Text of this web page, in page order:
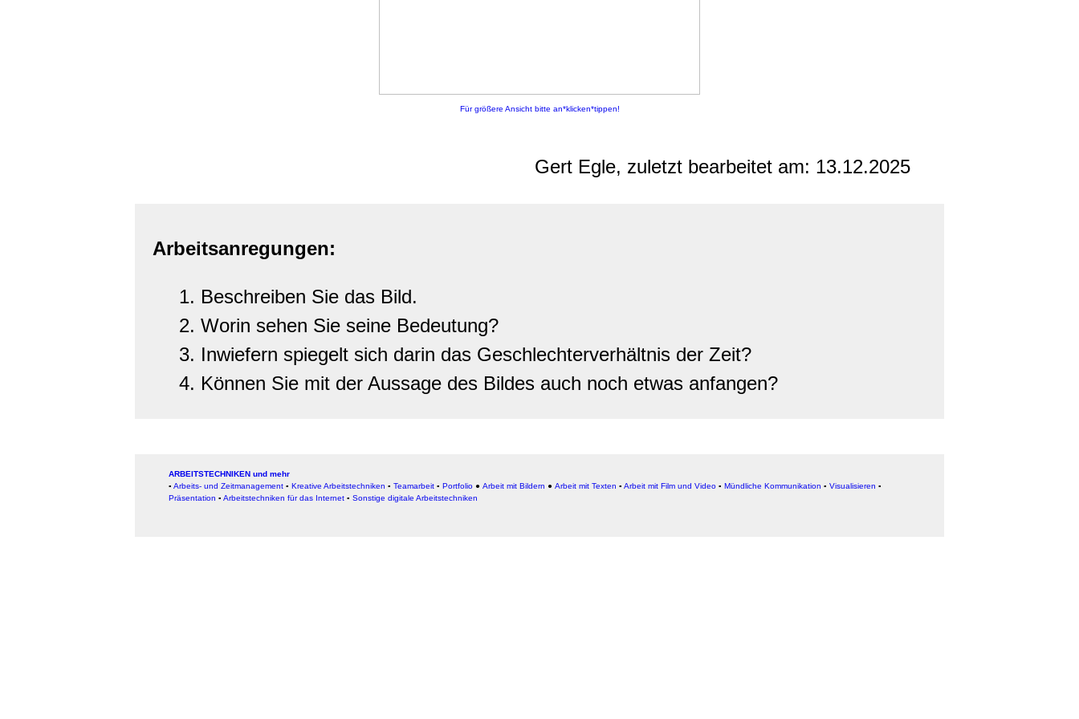
Für größere Ansicht bitte an*klicken*tippen!
Gert Egle, zuletzt bearbeitet am: 13.12.2025
Arbeitsanregungen:
Beschreiben Sie das Bild.
Worin sehen Sie seine Bedeutung?
Inwiefern spiegelt sich darin das Geschlechterverhältnis der Zeit?
Können Sie mit der Aussage des Bildes auch noch etwas anfangen?
ARBEITSTECHNIKEN und mehr
▪ Arbeits- und Zeitmanagement ▪ Kreative Arbeitstechniken ▪ Teamarbeit ▪ Portfolio ● Arbeit mit Bildern ● Arbeit mit Texten ▪ Arbeit mit Film und Video ▪ Mündliche Kommunikation ▪ Visualisieren ▪
Präsentation ▪ Arbeitstechniken für das Internet ▪ Sonstige digitale Arbeitstechniken